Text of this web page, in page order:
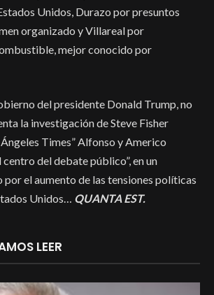
Unidos, Durazo por presuntos
organizado y Villareal por
mejor conocido por
del presidente Donald Trump, no
la investigación de Steve Fisher
Times” Alfonso y Americo
centro del debate público”, en un
el aumento de las tensiones políticas
Unidos… QUANTA EST.
LEER